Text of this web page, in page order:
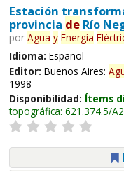
Estación
provincia deRío
por Agua y Energía
Idioma: Español
Editor: Buenos Aires:
1998
Disponibilidad: Ítems
topográfica: 621.374.5/